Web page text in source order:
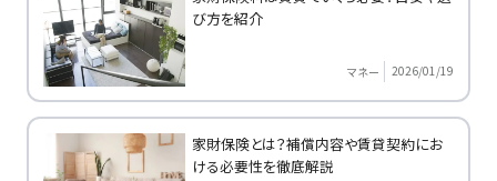
び方を紹介
マネー 2026/01/19
家財保険とは？補償内容や賃貸契約にお
ける必要性を徹底解説